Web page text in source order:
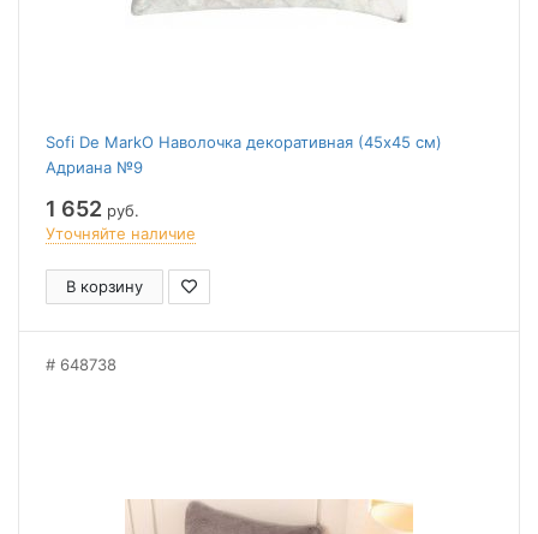
Sofi De MarkO Наволочка декоративная (45x45 см)
Адриана №9
1 652 руб.
Уточняйте наличие
В корзину
648738